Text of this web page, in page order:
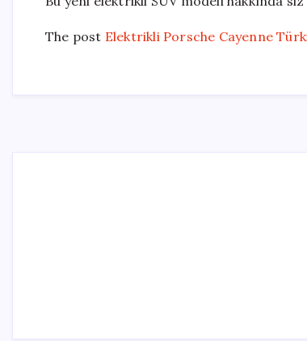
The post Elektrikli Porsche Cayenne